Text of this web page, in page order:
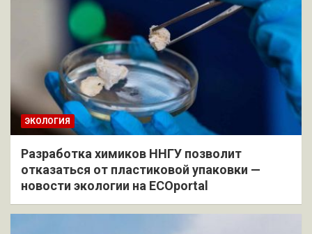
ЭКОЛОГИЯ
Разработка химиков ННГУ позволит
отказаться от пластиковой упаковки —
новости экологии на ECOportal